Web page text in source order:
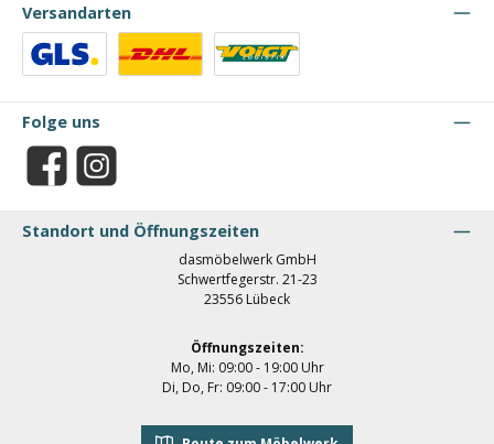
Versandarten
Folge uns
Facebook Instagram
Standort und Öffnungszeiten
dasmöbelwerk GmbH
Schwertfegerstr. 21-23
23556 Lübeck
Öffnungszeiten:
Mo, Mi: 09:00 - 19:00 Uhr
Di, Do, Fr: 09:00 - 17:00 Uhr